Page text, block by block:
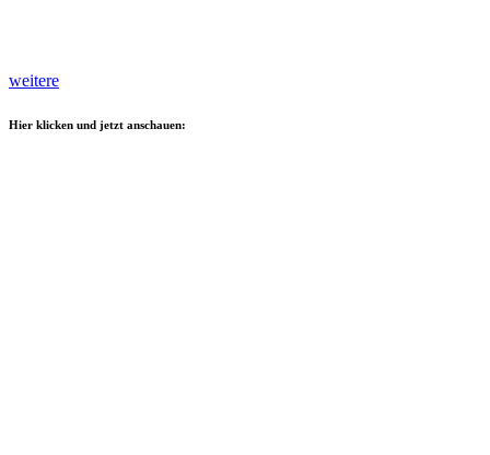
weitere
Hier klicken und jetzt anschauen: